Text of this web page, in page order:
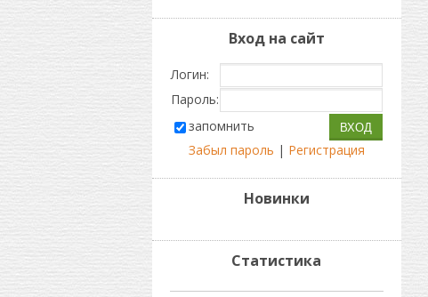
Вход на сайт
Логин:
Пароль:
запомнить
Забыл пароль | Регистрация
Новинки
Статистика